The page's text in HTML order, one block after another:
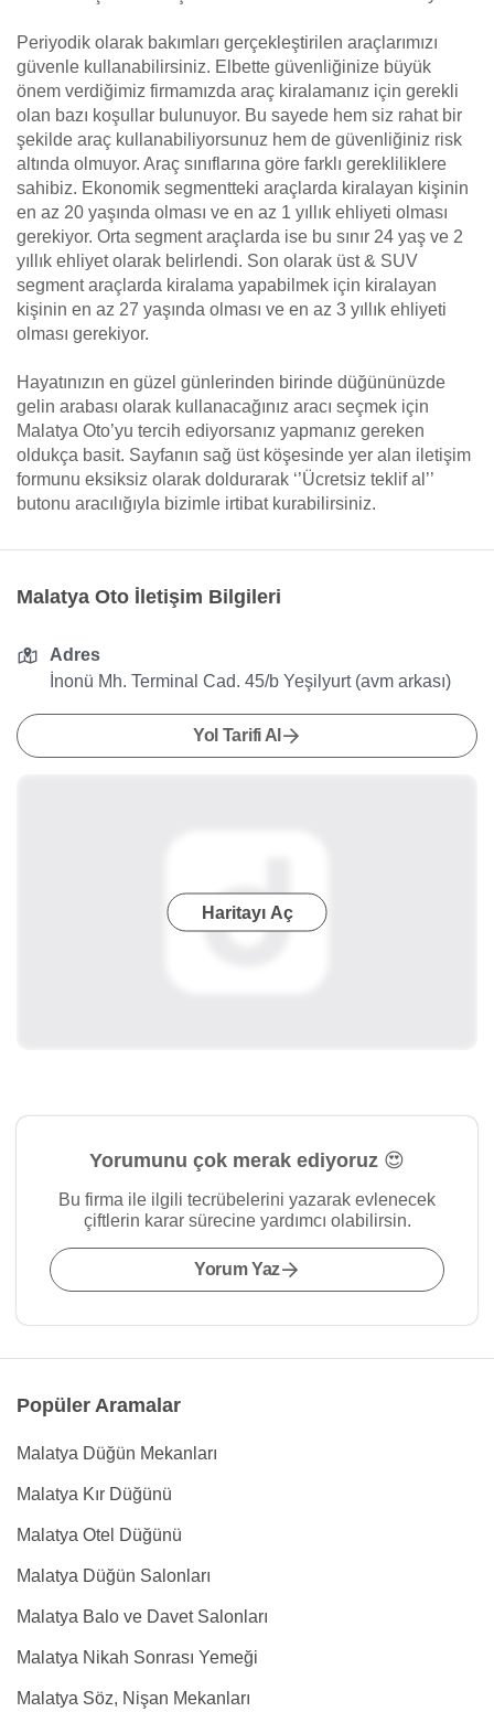
Periyodik olarak bakımları gerçekleştirilen araçlarımızı
güvenle kullanabilirsiniz. Elbette güvenliğinize büyük
önem verdiğimiz firmamızda araç kiralamanız için gerekli
olan bazı koşullar bulunuyor. Bu sayede hem siz rahat bir
şekilde araç kullanabiliyorsunuz hem de güvenliğiniz risk
altında olmuyor. Araç sınıflarına göre farklı gerekliliklere
sahibiz. Ekonomik segmentteki araçlarda kiralayan kişinin
en az 20 yaşında olması ve en az 1 yıllık ehliyeti olması
gerekiyor. Orta segment araçlarda ise bu sınır 24 yaş ve 2
yıllık ehliyet olarak belirlendi. Son olarak üst & SUV
segment araçlarda kiralama yapabilmek için kiralayan
kişinin en az 27 yaşında olması ve en az 3 yıllık ehliyeti
olması gerekiyor.
Hayatınızın en güzel günlerinden birinde düğününüzde
gelin arabası olarak kullanacağınız aracı seçmek için
Malatya Oto’yu tercih ediyorsanız yapmanız gereken
oldukça basit. Sayfanın sağ üst köşesinde yer alan iletişim
formunu eksiksiz olarak doldurarak ‘’Ücretsiz teklif al’’
butonu aracılığıyla bizimle irtibat kurabilirsiniz.
Malatya Oto İletişim Bilgileri
Adres
İnonü Mh. Terminal Cad. 45/b Yeşilyurt (avm arkası)
Yol Tarifi Al
Haritayı Aç
Yorumunu çok merak ediyoruz 😍
Bu firma ile ilgili tecrübelerini yazarak evlenecek
çiftlerin karar sürecine yardımcı olabilirsin.
Yorum Yaz
Popüler Aramalar
Malatya Düğün Mekanları
Malatya Kır Düğünü
Malatya Otel Düğünü
Malatya Düğün Salonları
Malatya Balo ve Davet Salonları
Malatya Nikah Sonrası Yemeği
Malatya Söz, Nişan Mekanları